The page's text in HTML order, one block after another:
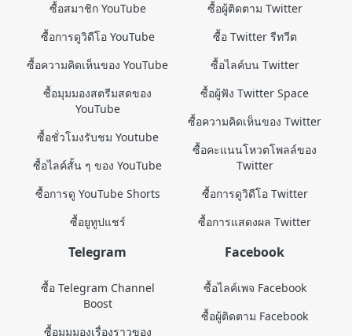
ซื้อสมาชิก YouTube
ซื้อการดูวิดีโอ YouTube
ซื้อความคิดเห็นของ YouTube
ซื้อมุมมองสตรีมสดของ
YouTube
ซื้อชั่วโมงรับชม Youtube
ซื้อไลค์สั้น ๆ ของ YouTube
ซื้อการดู YouTube Shorts
ซื้อยูทูปแชร์
ซื้อผู้ติดตาม Twitter
ซื้อ Twitter รีทวีต
ซื้อไลค์บน Twitter
ซื้อผู้ฟัง Twitter Space
ซื้อความคิดเห็นของ Twitter
ซื้อคะแนนโหวตโพลล์ของ
Twitter
ซื้อการดูวิดีโอ Twitter
ซื้อการแสดงผล Twitter
Telegram
ซื้อ Telegram Channel
Boost
ซื้อมุมมองเรื่องราวของ
Facebook
ซื้อไลค์เพจ Facebook
ซื้อผู้ติดตาม Facebook